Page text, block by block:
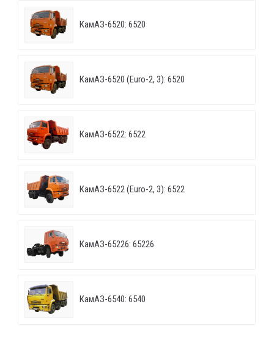
КамАЗ-6520: 6520
КамАЗ-6520 (Euro-2, 3): 6520
КамАЗ-6522: 6522
КамАЗ-6522 (Euro-2, 3): 6522
КамАЗ-65226: 65226
КамАЗ-6540: 6540